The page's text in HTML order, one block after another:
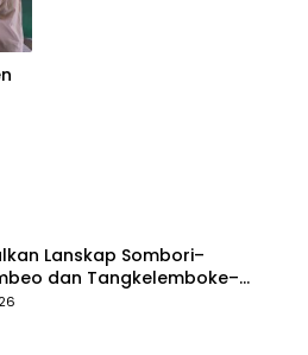
Lanskap Sombori–
dan Tangkelemboke–
di Sulawesi Tenggara Jadi